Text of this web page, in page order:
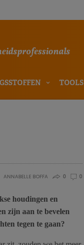
TOOLS
ANNABELLE BOFFA 0 0
houdingen en
zijn aan te bevelen
tegen te gaan?